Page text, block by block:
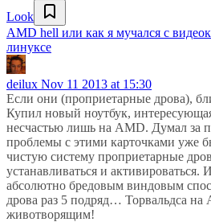
Look
AMD hell или как я мучался с
линуксе
deilux Nov 11 2013 at 15:30
Если они (проприетарные дрова),
Купил новый ноутбук,
несчастью лишь на AMD. Думал за
проблемы с этими карточками уже
чистую систему проприетарные
устанавливаться и
абсолютно бредовым виндовым
дрова раз 5 подряд… Торвальдса на
животворящим!